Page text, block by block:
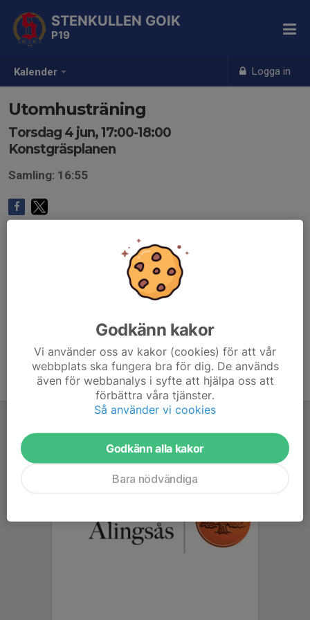
Kalender Logga in
STENKULLEN GOIK
P19
Utomhusträning
Torsdag 4 jun, 17:00-18:00
Konstgräsplanen
Samling: 16:55
Godkänn kakor
Vi använder oss av kakor (cookies) för att vår
webbplats ska fungera bra för dig. De används
även för webbanalys i syfte att hjälpa oss att
förbättra våra tjänster.
Så använder vi cookies
Godkänn alla kakor
Bara nödvändiga